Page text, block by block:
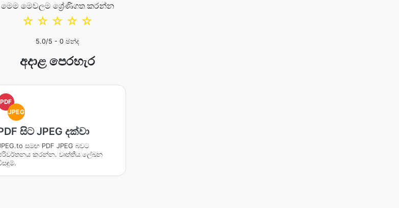
මෙම මෙවලම ශ්‍රේණිගත කරන්න
☆
☆
☆
☆
☆
5.0/5 - 0 ඡන්ද
අදාළ පෙරහැර
PDF
JPEG
සිට JPEG දක්වා
සමඟ PDF JPEG බවට
කරන්න. වෘත්තීය ලේඛන